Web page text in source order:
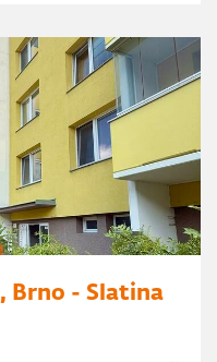
Brno - Slatina